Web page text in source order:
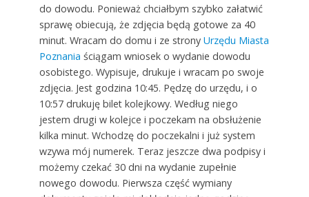
do dowodu. Ponieważ chciałbym szybko załatwić
sprawę obiecują, że zdjęcia będą gotowe za 40
minut. Wracam do domu i ze strony Urzędu Miasta
Poznania ściągam wniosek o wydanie dowodu
osobistego. Wypisuje, drukuje i wracam po swoje
zdjęcia. Jest godzina 10:45. Pędzę do urzędu, i o
10:57 drukuję bilet kolejkowy. Według niego
jestem drugi w kolejce i poczekam na obsłużenie
kilka minut. Wchodzę do poczekalni i już system
wzywa mój numerek. Teraz jeszcze dwa podpisy i
możemy czekać 30 dni na wydanie zupełnie
nowego dowodu. Pierwsza część wymiany